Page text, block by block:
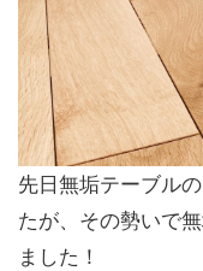
先日無垢テーブル
たが、その勢いで
ました！